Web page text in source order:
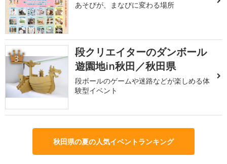
あそびが、まなびに変わる場所
3
段クリエイターのダンボール
遊園地in秋田／秋田県
段ボールのゲームや迷路などが楽しめる体
験型イベント
秋田県の夏の人気イベントランキング